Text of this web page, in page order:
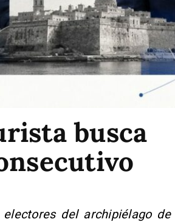
busca
del archipiélago de